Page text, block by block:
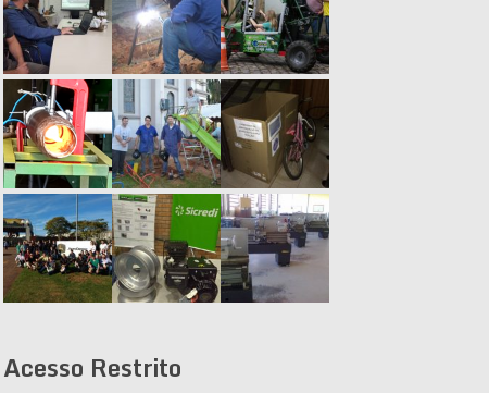
Acesso Restrito